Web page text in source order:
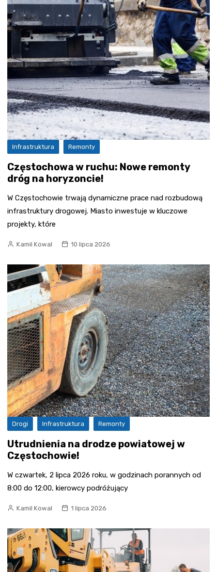
Infrastruktura Remonty
Częstochowa w ruchu: Nowe remonty
dróg na horyzoncie!
W Częstochowie trwają dynamiczne prace nad rozbudową
infrastruktury drogowej. Miasto inwestuje w kluczowe
projekty, które
Kamil Kowal 10 lipca 2026
Drogi Infrastruktura Remonty
Utrudnienia na drodze powiatowej w
Częstochowie!
W czwartek, 2 lipca 2026 roku, w godzinach porannych od
8:00 do 12:00, kierowcy podróżujący
Kamil Kowal 1 lipca 2026